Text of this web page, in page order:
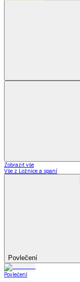
Zobrazit vše
Vše z Ložnice a spaní
Povlečení
Povlečení